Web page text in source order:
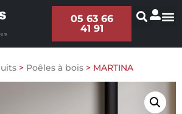
05 63 66
41 91
> Poêles à bois > MARTINA